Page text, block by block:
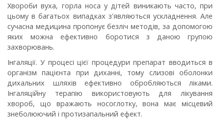
Хвороби вуха, горла носа у дітей виникають часто, при
цьому в багатьох випадках з'являються ускладнення. Але
сучасна медицина пропонує безліч методів, за допомогою
яких можна ефективно боротися з даною групою
захворювань.
Інгаляції. У процесі цієї процедури препарат вводиться в
організм пацієнта при диханні, тому слизові оболонки
дихальних шляхів ефективно обробляються ліками.
Інгаляційну терапію використовують для лікування
хвороб, що вражають носоглотку, вона має місцевий
знеболюючий і протизапальний ефект.